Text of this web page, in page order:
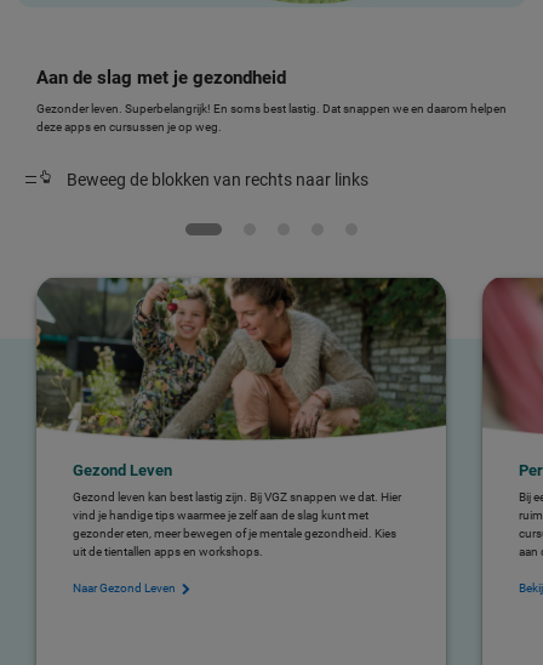
Aan de slag met je gezondheid
Gezonder leven. Superbelangrijk! En soms best lastig. Dat snappen we en daarom helpen
deze apps en cursussen je op weg.
Beweeg de blokken van rechts naar links
Gezond Leven
Gezond leven kan best lastig zijn. Bij VGZ snappen we dat. Hier
vind je handige tips waarmee je zelf aan de slag kunt met
gezonder eten, meer bewegen of je mentale gezondheid. Kies
uit de tientallen apps en workshops.
Naar Gezond Leven
Bij
aan